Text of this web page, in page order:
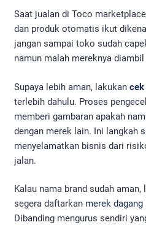
Saat jualan di Toco
dan produk otomatis ikut
jangan sampai toko sudah
namun malah mereknya
Supaya lebih aman, lakukan cek
terlebih dahulu. Proses
memberi gambaran apakah
dengan merek lain. Ini langkah
menyelamatkan bisnis dari
jalan.
Kalau nama brand sudah
segera daftarkan merek dagang
Dibanding mengurus sendiri